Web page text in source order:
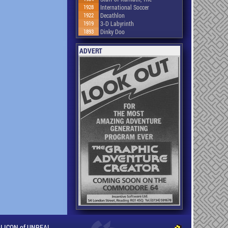
1928 International Soccer
1922 Decathlon
1919 3-D Labyrinth
1893 Dinky Doo
ADVERT